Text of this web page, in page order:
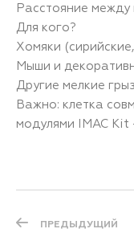
Расстояние между
Для кого?
Хомяки
Мыши и
Другие мелкие
Важно: клетка
модулями IMAC Kit
ПРЕДЫДУЩИЙ